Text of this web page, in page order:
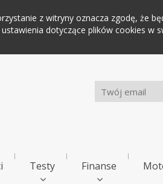
z witryny oznacza zgodę, że
dotyczące plików cookies w
Testy Finanse